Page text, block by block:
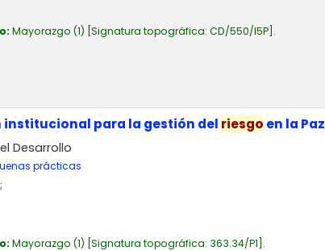
Mayorazgo (1) Signatura topográfica: CD/550/I5P .
para la gestión del riesgo en la Paz
Desarrollo
prácticas
Mayorazgo (1) Signatura topográfica: 363.34/P1 .